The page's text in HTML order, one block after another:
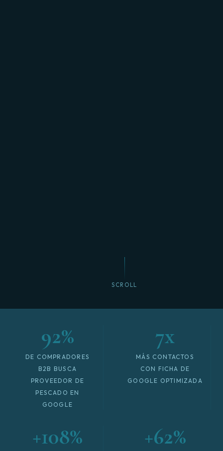
SCROLL
92%
DE COMPRADORES
B2B BUSCA
PROVEEDOR DE
PESCADO EN
GOOGLE
7x
MÁS CONTACTOS
CON FICHA DE
GOOGLE OPTIMIZADA
+108% +62%